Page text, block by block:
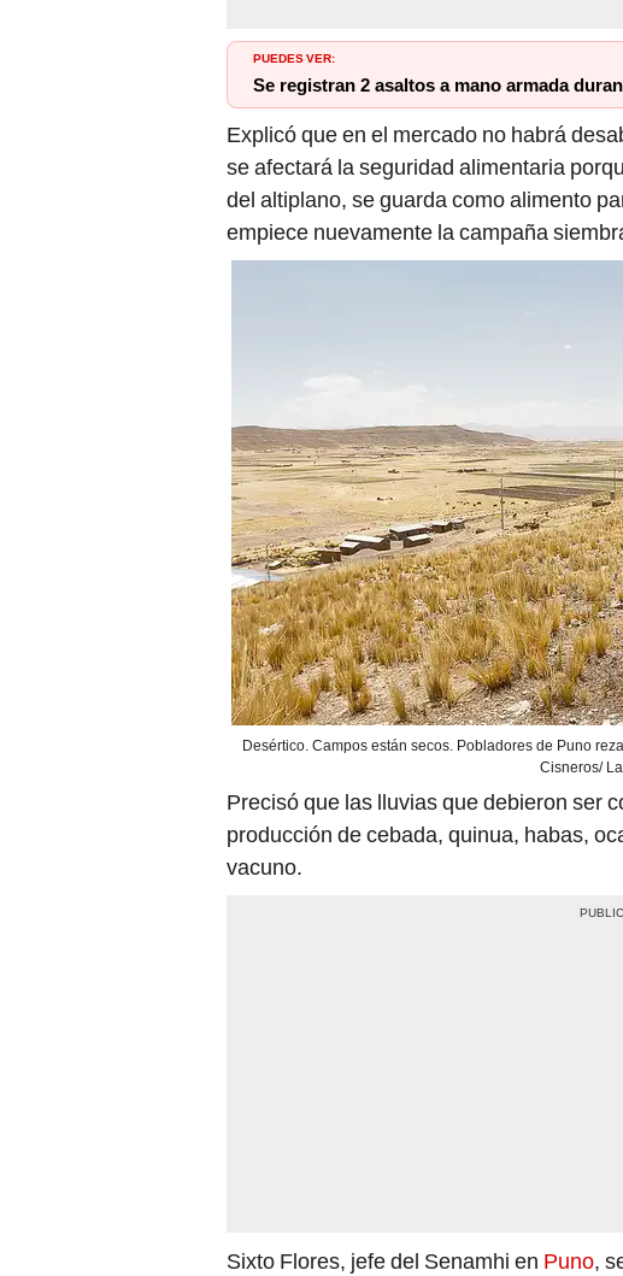
PUEDES VER:
Se registran 2 asaltos a mano armada
Explicó que en el mercado no habrá
se afectará la seguridad alimentaria
del altiplano, se guarda como alimento
empiece nuevamente la campaña
Desértico. Campos están secos. Pobladores de Puno
Cisneros/
Precisó que las lluvias que debieron ser
producción de cebada, quinua, habas,
vacuno.
Sixto Flores, jefe del Senamhi en Puno,